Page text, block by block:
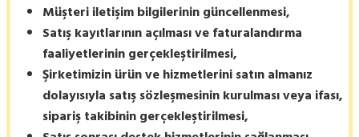
Müşteri iletişim bilgilerinin güncellenmesi,
Satış kayıtlarının açılması ve faturalandırma
faaliyetlerinin gerçekleştirilmesi,
Şirketimizin ürün ve hizmetlerini satın almanız
dolayısıyla satış sözleşmesinin kurulması veya ifası,
sipariş takibinin gerçekleştirilmesi,